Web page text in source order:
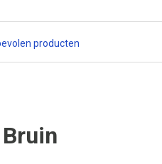
producten